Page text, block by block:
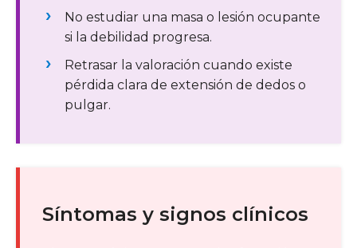
No estudiar una masa o lesión ocupante
si la debilidad progresa.
Retrasar la valoración cuando existe
pérdida clara de extensión de dedos o
pulgar.
Síntomas y signos clínicos